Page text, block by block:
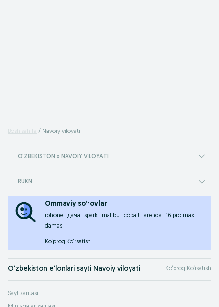
Bosh sahifa Navoiy viloyati
OʻZBEKISTON » NAVOIY VILOYATI
RUKN
Ommaviy so‘rovlar
iphone дача spark malibu cobalt arenda
16 pro max
damas
Ko‘proq Ko‘rsatish
O‘zbekiston e‘lonlari sayti Navoiy viloyati
Navoiy viloyati e‘lonlari OLX.uz sayti - bu yerda qidirganingizni topasiz! "E‘lon
OLX Navoiy viloyati sayti yordamida, siz deyarli xamma narsani sotishingiz yoki
Ko‘proq Ko‘rsatish
Sayt xaritasi